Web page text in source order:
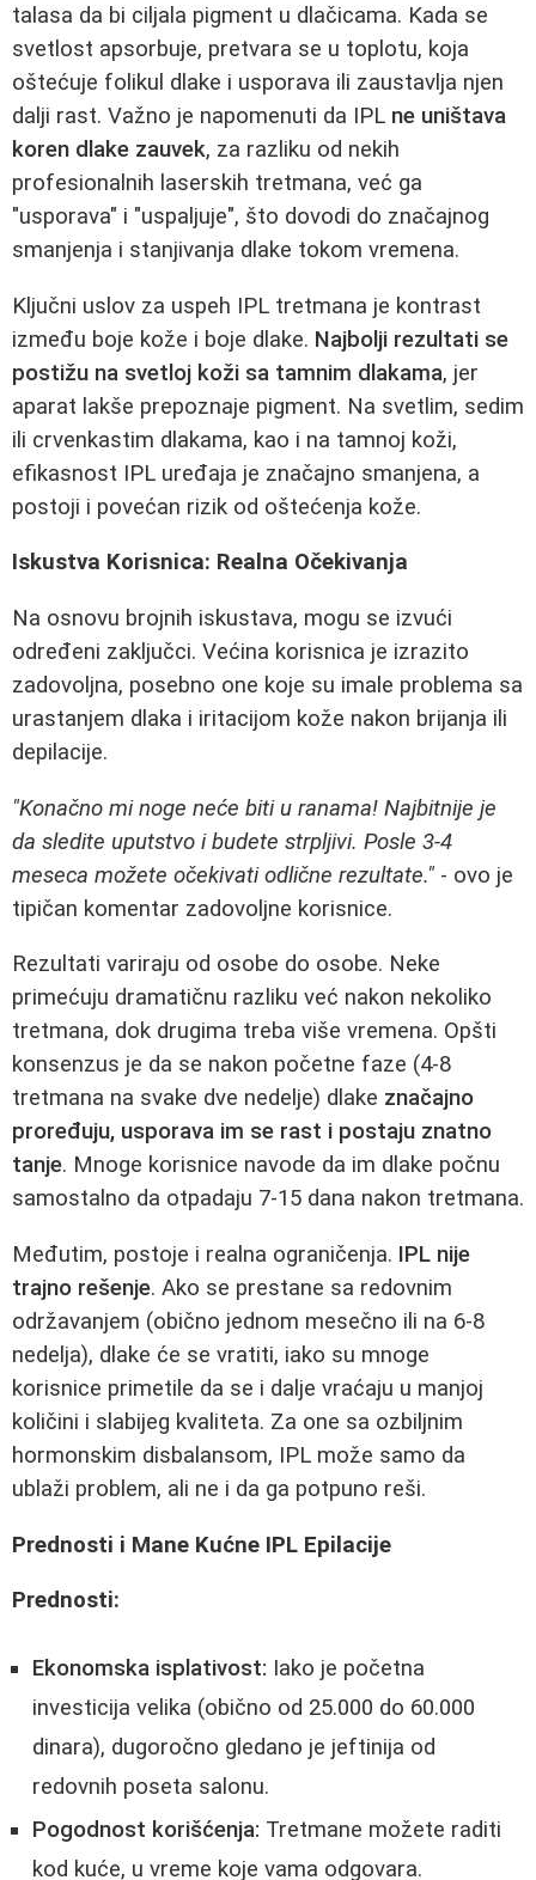
talasa da bi ciljala pigment u dlačicama. Kada se
svetlost apsorbuje, pretvara se u toplotu, koja
oštećuje folikul dlake i usporava ili zaustavlja njen
dalji rast. Važno je napomenuti da IPL ne uništava
koren dlake zauvek, za razliku od nekih
profesionalnih laserskih tretmana, već ga
"usporava" i "uspaljuje", što dovodi do značajnog
smanjenja i stanjivanja dlake tokom vremena.
Ključni uslov za uspeh IPL tretmana je kontrast
između boje kože i boje dlake. Najbolji rezultati se
postižu na svetloj koži sa tamnim dlakama, jer
aparat lakše prepoznaje pigment. Na svetlim, sedim
ili crvenkastim dlakama, kao i na tamnoj koži,
efikasnost IPL uređaja je značajno smanjena, a
postoji i povećan rizik od oštećenja kože.
Iskustva Korisnica: Realna Očekivanja
Na osnovu brojnih iskustava, mogu se izvući
određeni zaključci. Većina korisnica je izrazito
zadovoljna, posebno one koje su imale problema sa
urastanjem dlaka i iritacijom kože nakon brijanja ili
depilacije.
"Konačno mi noge neće biti u ranama! Najbitnije je
da sledite uputstvo i budete strpljivi. Posle 3-4
meseca možete očekivati odlične rezultate." - ovo je
tipičan komentar zadovoljne korisnice.
Rezultati variraju od osobe do osobe. Neke
primećuju dramatičnu razliku već nakon nekoliko
tretmana, dok drugima treba više vremena. Opšti
konsenzus je da se nakon početne faze (4-8
tretmana na svake dve nedelje) dlake značajno
proređuju, usporava im se rast i postaju znatno
tanje. Mnoge korisnice navode da im dlake počnu
samostalno da otpadaju 7-15 dana nakon tretmana.
Međutim, postoje i realna ograničenja. IPL nije
trajno rešenje. Ako se prestane sa redovnim
održavanjem (obično jednom mesečno ili na 6-8
nedelja), dlake će se vratiti, iako su mnoge
korisnice primetile da se i dalje vraćaju u manjoj
količini i slabijeg kvaliteta. Za one sa ozbiljnim
hormonskim disbalansom, IPL može samo da
ublaži problem, ali ne i da ga potpuno reši.
Prednosti i Mane Kućne IPL Epilacije
Prednosti:
Ekonomska isplativost: Iako je početna
investicija velika (obično od 25.000 do 60.000
dinara), dugoročno gledano je jeftinija od
redovnih poseta salonu.
Pogodnost korišćenja: Tretmane možete raditi
kod kuće, u vreme koje vama odgovara.